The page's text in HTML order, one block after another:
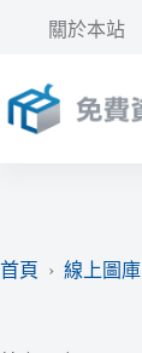
要
內
關於本站
首頁 › 線上圖庫